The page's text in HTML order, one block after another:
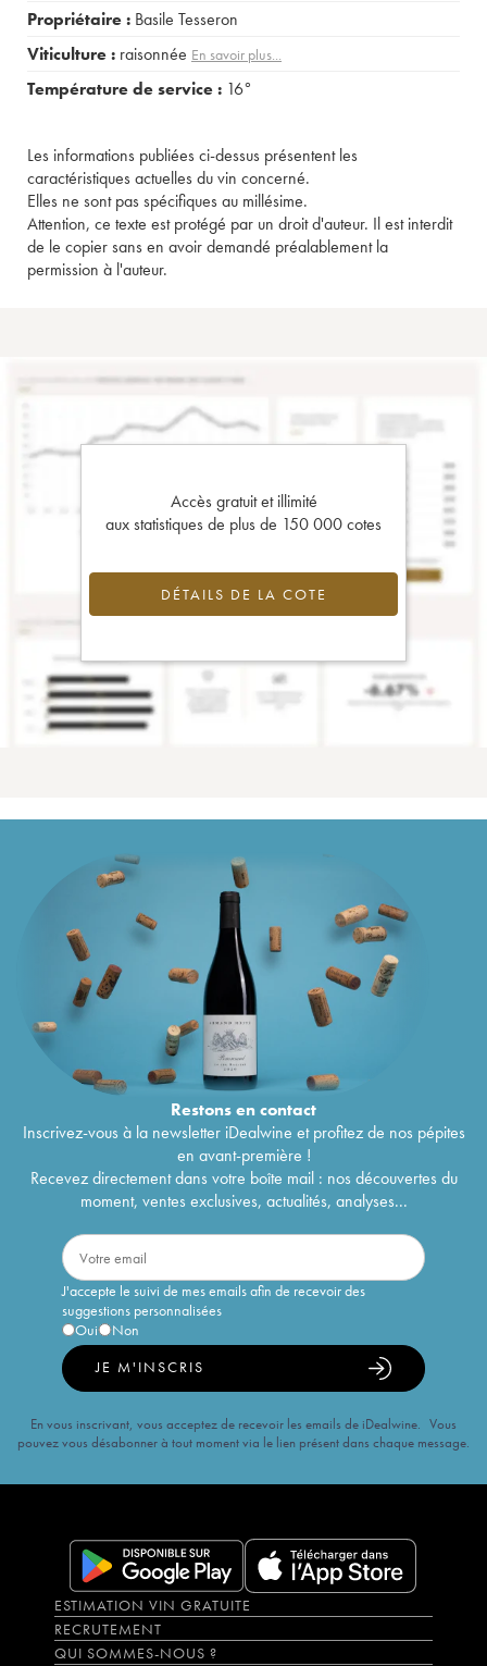
Propriétaire : Basile Tesseron
Viticulture : raisonnée En savoir plus...
Température de service : 16°
Les informations publiées ci-dessus présentent les
caractéristiques actuelles du vin concerné.
Elles ne sont pas spécifiques au millésime.
Attention, ce texte est protégé par un droit d'auteur. Il est interdit
de le copier sans en avoir demandé préalablement la
permission à l'auteur.
Accès gratuit et illimité
aux statistiques de plus de 150 000 cotes
DÉTAILS DE LA COTE
Restons encontact
Inscrivez-vous à la newsletter iDealwine et profitez de nos pépites
en avant-première !
Recevez directement dans votre boîte mail : nos découvertes du
moment, ventes exclusives, actualités, analyses...
J'accepte le suivi de mes emails afin de recevoir des
suggestions personnalisées
Oui
Non
JE M'INSCRIS
En vous inscrivant, vous acceptez de recevoir les emails de iDealwine. Vous
pouvez vous désabonner à tout moment via le lien présent dans chaque message.
ESTIMATION VIN GRATUITE
RECRUTEMENT
QUI SOMMES-NOUS ?